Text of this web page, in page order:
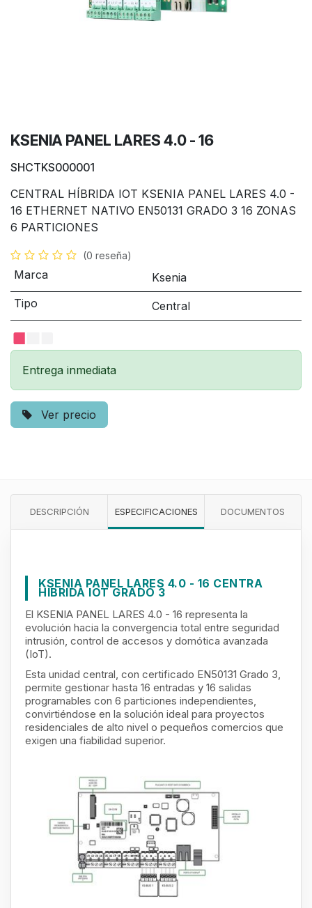
KSENIA PANEL LARES 4.0 - 16
SHCTKS000001
CENTRAL HÍBRIDA IOT KSENIA PANEL LARES 4.0 -
16 ETHERNET NATIVO EN50131 GRADO 3 16 ZONAS
6 PARTICIONES
(0 reseña)
Marca
Ksenia
Tipo
Central
Entrega inmediata
Ver precio
DESCRIPCIÓN ESPECIFICACIONES DOCUMENTOS
KSENIA PANEL LARES 4.0 - 16 CENTRA
HIBRIDA IOT GRADO 3
El KSENIA PANEL LARES 4.0 - 16 representa la
evolución hacia la convergencia total entre seguridad
intrusión, control de accesos y domótica avanzada
(IoT).
Esta unidad central, con certificado EN50131 Grado 3,
permite gestionar hasta 16 entradas y 16 salidas
programables con 6 particiones independientes,
convirtiéndose en la solución ideal para proyectos
residenciales de alto nivel o pequeños comercios que
exigen una fiabilidad superior.